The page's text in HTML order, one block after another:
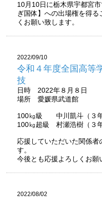
10月10日に栃木県宇都宮
ぎ国体】への出場権を得
くお願い致します。
2022/09/10
令和４年度全国高等
技
日時 2022年８月８日
場所 愛媛県武道館
100㎏級 中川凱斗（３
100㎏超級 村瀬浩樹（３
応援していただいた関係者
す。
今後とも応援よろしくお願
2022/08/02